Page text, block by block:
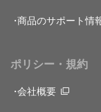
商品のサポート情
ポリシー・規約
会社概要